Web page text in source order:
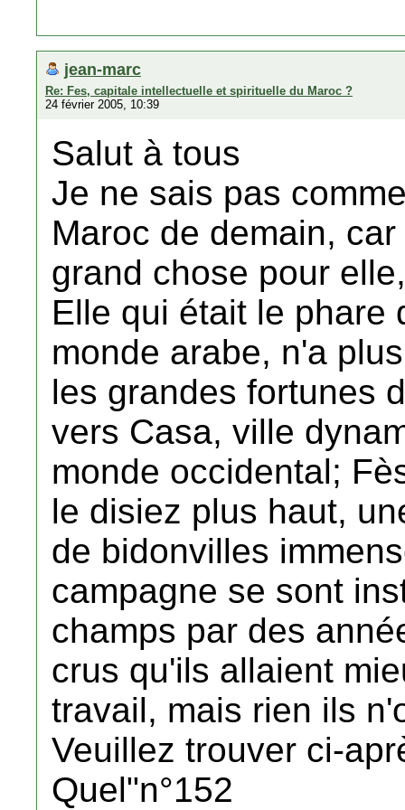
jean-marc
Re: Fes, capitale intellectuelle et spirituelle du Maroc ?
24 février 2005, 10:39
Salut à tous
Je ne sais pas
Maroc de demain,
grand chose pour
Elle qui était le phare
monde arabe, n'a
les grandes fortunes
vers Casa, ville
monde occidental;
le disiez plus haut,
de bidonvilles
campagne se sont
champs par des
crus qu'ils allaient
travail, mais rien ils
Veuillez trouver ci-
Quel"n°152